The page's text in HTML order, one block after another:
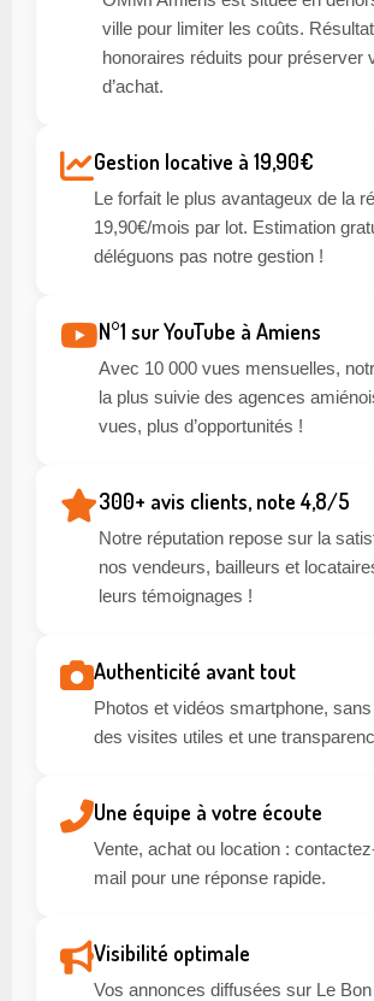
ville pour limiter les coûts.
honoraires réduits pour préserver
d’achat.
Gestion locative à 19,90€
Le forfait le plus avantageux de la
19,90€/mois par lot. Estimation
déléguons pas notre gestion !
N°1 sur YouTube à Amiens
Avec 10 000 vues mensuelles,
la plus suivie des agences
vues, plus d’opportunités !
300+ avis clients, note 4,8/5
Notre réputation repose sur la
nos vendeurs, bailleurs et
leurs témoignages !
Authenticité avant tout
Photos et vidéos smartphone,
des visites utiles et une
Une équipe à votre écoute
Vente, achat ou location :
mail pour une réponse rapide.
Visibilité optimale
Vos annonces diffusées sur Le